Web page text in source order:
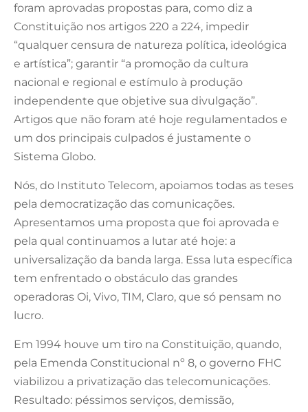
foram aprovadas propostas para, como diz a
Constituição nos artigos 220 a 224, impedir
“qualquer censura de natureza política, ideológica
e artística”; garantir “a promoção da cultura
nacional e regional e estímulo à produção
independente que objetive sua divulgação”.
Artigos que não foram até hoje regulamentados e
um dos principais culpados é justamente o
Sistema Globo.
Nós, do Instituto Telecom, apoiamos todas as teses
pela democratização das comunicações.
Apresentamos uma proposta que foi aprovada e
pela qual continuamos a lutar até hoje: a
universalização da banda larga. Essa luta específica
tem enfrentado o obstáculo das grandes
operadoras Oi, Vivo, TIM, Claro, que só pensam no
lucro.
Em 1994 houve um tiro na Constituição, quando,
pela Emenda Constitucional nº 8, o governo FHC
viabilizou a privatização das telecomunicações.
Resultado: péssimos serviços, demissão,